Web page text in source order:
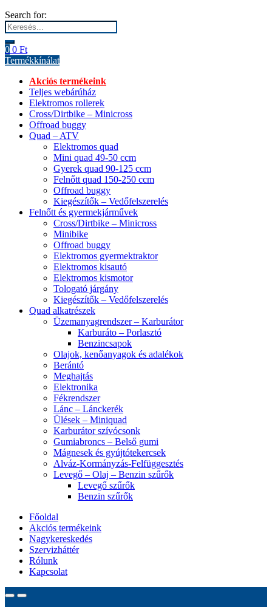
Search for:
0 0 Ft
Termékkínálat
Akciós termékeink
Teljes webárúház
Elektromos rollerek
Cross/Dirtbike – Minicross
Offroad buggy
Quad – ATV
Elektromos quad
Mini quad 49-50 ccm
Gyerek quad 90-125 ccm
Felnőtt quad 150-250 ccm
Offroad buggy
Kiegészítők – Vedőfelszerelés
Felnőtt és gyermekjárművek
Cross/Dirtbike – Minicross
Minibike
Offroad buggy
Elektromos gyermektraktor
Elektromos kisautó
Elektromos kismotor
Tologató járgány
Kiegészítők – Vedőfelszerelés
Quad alkatrészek
Üzemanyagrendszer – Karburátor
Karburáto – Porlasztó
Benzincsapok
Olajok, kenőanyagok és adalékok
Berántó
Meghajtás
Elektronika
Fékrendszer
Lánc – Lánckerék
Ülések – Miniquad
Karburátor szívócsonk
Gumiabroncs – Belső gumi
Mágnesek és gyújtótekercsek
Alváz-Kormányzás-Felfüggesztés
Levegő – Olaj – Benzin szűrők
Levegő szűrők
Benzin szűrők
Főoldal
Akciós termékeink
Nagykereskedés
Szervizháttér
Rólunk
Kapcsolat